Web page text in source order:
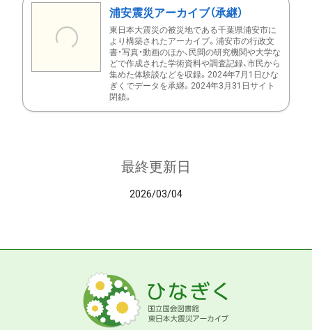
浦安震災アーカイブ（承継）
東日本大震災の被災地である千葉県浦安市に
より構築されたアーカイブ。浦安市の行政文
書・写真・動画のほか、民間の研究機関や大学な
どで作成された学術資料や調査記録、市民から
集めた体験談などを収録。2024年7月1日ひな
ぎくでデータを承継。2024年3月31日サイト
閉鎖。
最終更新日
2026/03/04